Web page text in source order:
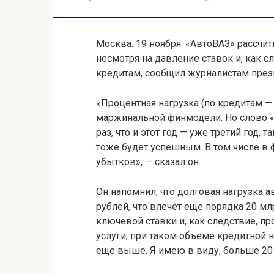
Москва. 19 ноября. «АвтоВАЗ»
несмотря на давление ставок и, как
кредитам, сообщил журналистам
«Процентная нагрузка (по кредитам
маржинальной финмодели. Но слово
раз, что и этот год — уже третий год,
тоже будет успешным. В том числе в
убытков», — сказал он.
Он напомнил, что долговая нагрузка
рублей, что влечет еще порядка 20
ключевой ставки и, как следствие,
услуги, при таком объеме кредитной
еще выше. Я имею в виду, больше 20